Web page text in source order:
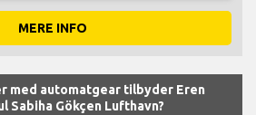
MERE INFO
med automatgear tilbyder Eren
Sabiha Gökçen Lufthavn?